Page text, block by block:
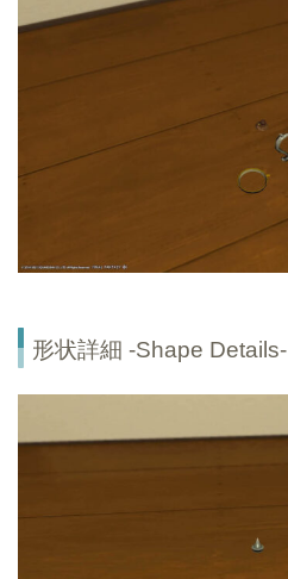
形状詳細 -Shape Details-